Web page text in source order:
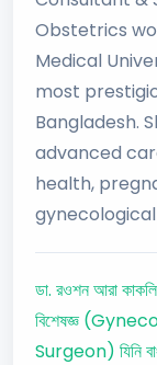
Obstetrics
Medical
most
Bangladesh.
advanced
health,
ডা. রওশন আরা
বিশেষজ্ঞ
Surgeon) যিনি